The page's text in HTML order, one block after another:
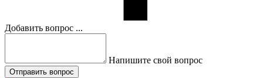
Добавить вопрос ...
Напишите свой вопрос
Отправить вопрос